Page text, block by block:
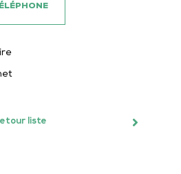
liste